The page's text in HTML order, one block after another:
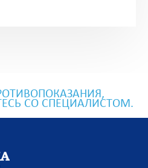
СО СПЕЦИАЛИСТОМ.